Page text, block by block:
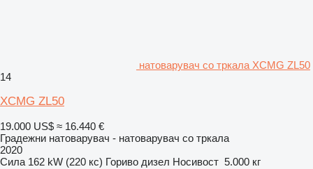
натоварувач со тркала XCMG ZL50
14
XCMG ZL50
19.000 US$ ≈ 16.440 €
Градежни натоварувач - натоварувач со тркала
2020
Сила 162 kW (220 кс) Гориво дизел Носивост 5.000 кг